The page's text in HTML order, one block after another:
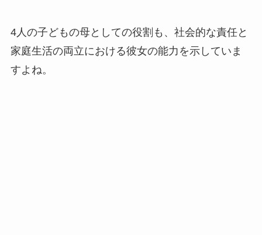
4人の子どもの母としての役割も、社会的な責任と
家庭生活の両立における彼女の能力を示していま
すよね。